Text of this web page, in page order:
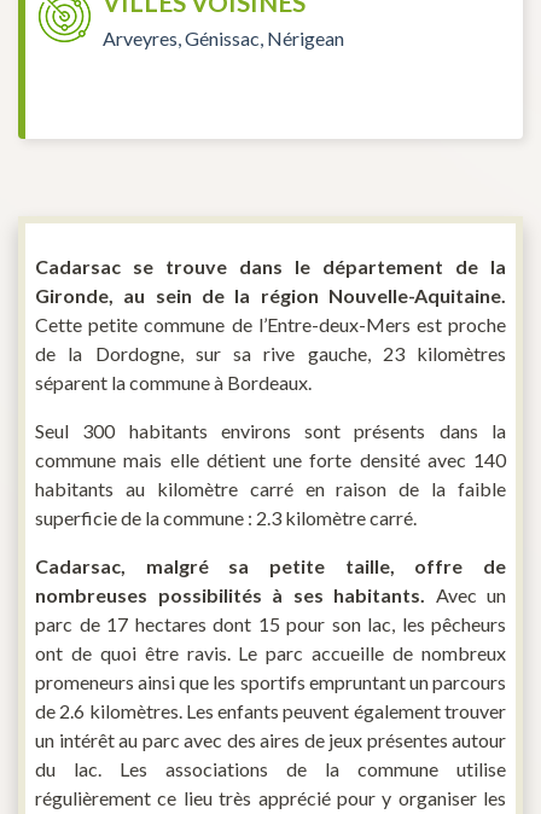
Arveyres, Génissac, Nérigean
Cadarsac se trouve dans le département de la
Gironde, au sein de la région Nouvelle-Aquitaine.
Cette petite commune de l’Entre-deux-Mers est proche
de la Dordogne, sur sa rive gauche, 23 kilomètres
séparent la commune à Bordeaux.
Seul 300 habitants environs sont présents dans la
commune mais elle détient une forte densité avec 140
habitants au kilomètre carré en raison de la faible
superficie de la commune : 2.3 kilomètre carré.
Cadarsac, malgré sa petite taille, offre de
nombreuses possibilités à ses habitants. Avec un
parc de 17 hectares dont 15 pour son lac, les pêcheurs
ont de quoi être ravis. Le parc accueille de nombreux
promeneurs ainsi que les sportifs empruntant un parcours
de 2.6 kilomètres. Les enfants peuvent également trouver
un intérêt au parc avec des aires de jeux présentes autour
du lac. Les associations de la commune utilise
régulièrement ce lieu très apprécié pour y organiser les